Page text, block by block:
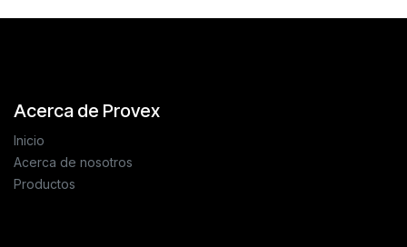
Acerca de Provex
Inicio
Acerca de nosotros
Productos